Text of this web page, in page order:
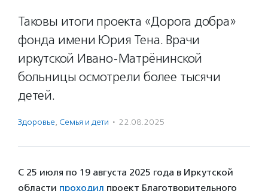
Таковы итоги проекта «Дорога добра»
фонда имени Юрия Тена. Врачи
иркутской Ивано-Матрёнинской
больницы осмотрели более тысячи
детей.
Здоровье, Семья и дети · 22.08.2025
С 25 июля по 19 августа 2025 года в Иркутской
области проходил проект Благотворительного